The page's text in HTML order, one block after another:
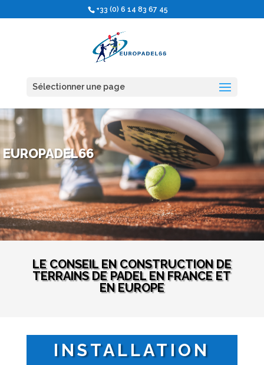
+33 (0) 6 14 83 67 45
Sélectionner une page
EUROPADEL66
LE CONSEIL EN CONSTRUCTION DE
TERRAINS DE PADEL EN FRANCE ET
EN EUROPE
INSTALLATION